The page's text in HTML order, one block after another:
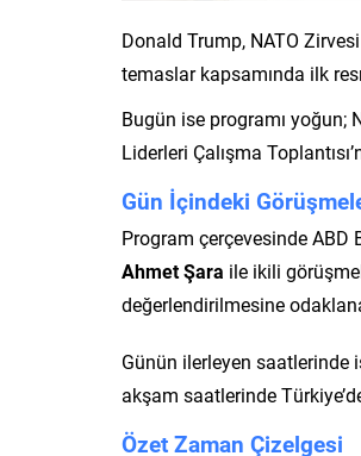
Donald Trump, NATO
temaslar kapsamında ilk
Bugün ise programı yoğun;
Liderleri Çalışma
Gün İçindeki
Program çerçevesinde ABD
Ahmet Şara ile ikili
değerlendirilmesine
Günün ilerleyen saatlerinde
akşam saatlerinde
Özet Zaman Çizelgesi